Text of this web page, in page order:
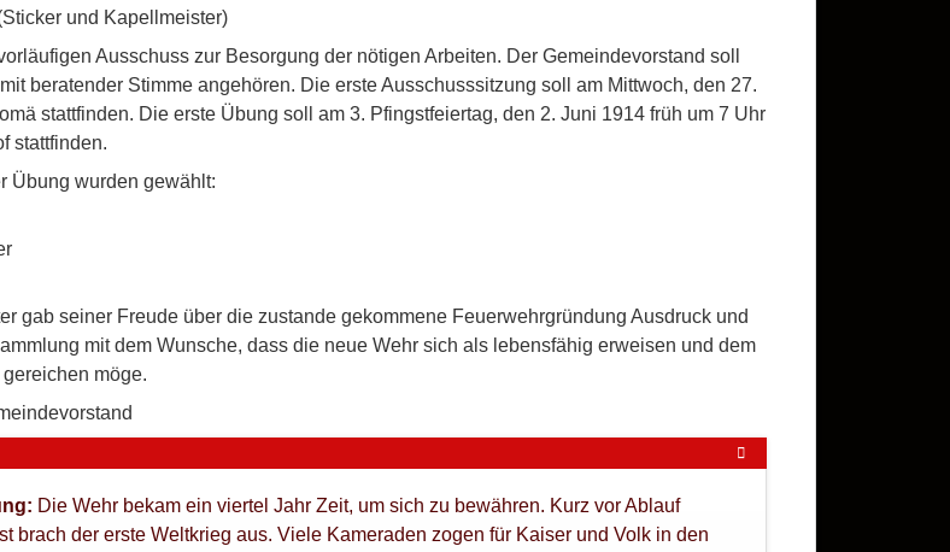
und Kapellmeister)
Ausschuss zur Besorgung der nötigen Arbeiten. Der Gemeindevorstand soll
beratender Stimme angehören. Die erste Ausschusssitzung soll am Mittwoch, den 27.
stattfinden. Die erste Übung soll am 3. Pfingstfeiertag, den 2. Juni 1914 früh um 7 Uhr
stattfinden.
Übung wurden gewählt:
gab seiner Freude über die zustande gekommene Feuerwehrgründung Ausdruck und
mit dem Wunsche, dass die neue Wehr sich als lebensfähig erweisen und dem
möge.
Die Wehr bekam ein viertel Jahr Zeit, um sich zu bewähren. Kurz vor Ablauf
brach der erste Weltkrieg aus. Viele Kameraden zogen für Kaiser und Volk in den